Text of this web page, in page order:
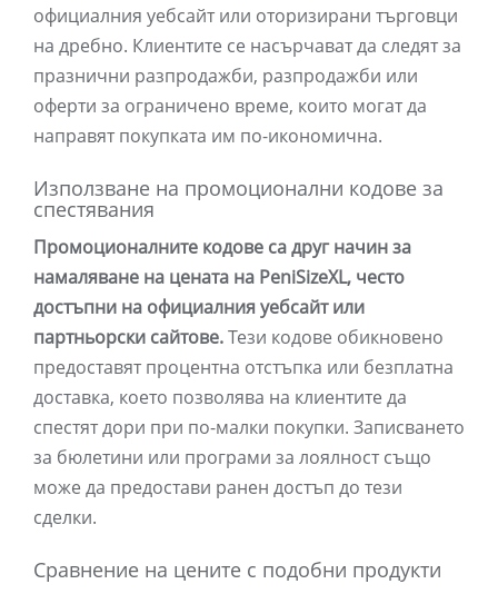
официалния уебсайт или оторизирани търговци
на дребно. Клиентите се насърчават да следят за
празнични разпродажби, разпродажби или
оферти за ограничено време, които могат да
направят покупката им по-икономична.
Използване на промоционални кодове за
спестявания
Промоционалните кодове са друг начин за
намаляване на цената на PeniSizeXL, често
достъпни на официалния уебсайт или
партньорски сайтове.Тези кодове обикновено
предоставят процентна отстъпка или безплатна
доставка, което позволява на клиентите да
спестят дори при по-малки покупки. Записването
за бюлетини или програми за лоялност също
може да предостави ранен достъп до тези
сделки.
Сравнение на цените с подобни продукти